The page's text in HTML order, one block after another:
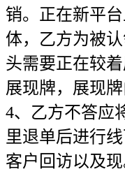
销。正在新平
体，乙方为被认
头需要正在较
展现牌，展现
4、乙方不答应
里退单后进行
客户回访以及现